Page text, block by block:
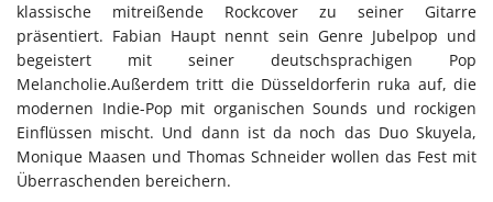
klassische mitreißende Rockcover zu seiner Gitarre
präsentiert. Fabian Haupt nennt sein Genre Jubelpop und
begeistert mit seiner deutschsprachigen Pop
Melancholie.Außerdem tritt die Düsseldorferin ruka auf, die
modernen Indie-Pop mit organischen Sounds und rockigen
Einflüssen mischt. Und dann ist da noch das Duo Skuyela,
Monique Maasen und Thomas Schneider wollen das Fest mit
Überraschenden bereichern.